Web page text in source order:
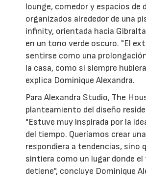
lounge, comedor y espacios de
organizados alrededor de una
infinity, orientada hacia
en un tono verde oscuro. "El
sentirse como una
la casa, como si siempre
explica Dominique Alexandra.
Para Alexandra Studio, The
planteamiento del diseño
"Estuve muy inspirada por la
del tiempo. Queríamos crear
respondiera a tendencias, sino
sintiera como un lugar donde el
detiene", concluye Dominique